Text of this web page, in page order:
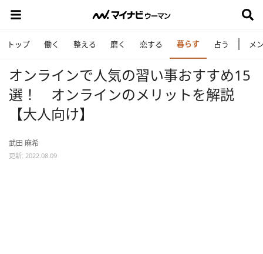
トップ 働く 整える 磨く 恋する 暮らす 占う メ
オンラインで人気の習い事おすすめ15
選！ オンラインのメリットを解説
【大人向け】
武田 麻希
更新: 2022.08.09